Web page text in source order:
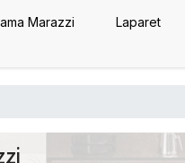
Marazzi Laparet